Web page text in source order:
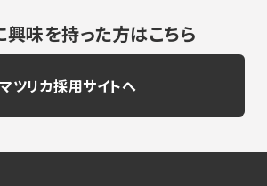
興味を持った方はこちら
マツリカ採用サイトへ